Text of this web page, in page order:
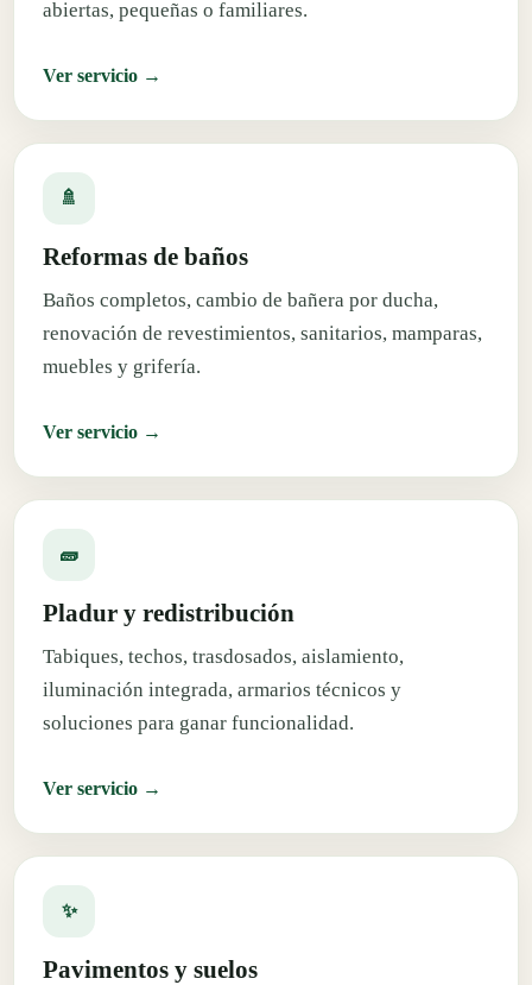
abiertas, pequeñas o familiares.
Ver servicio →
🚿
Reformas de baños
Baños completos, cambio de bañera por ducha,
renovación de revestimientos, sanitarios, mamparas,
muebles y grifería.
Ver servicio →
🧱
Pladur y redistribución
Tabiques, techos, trasdosados, aislamiento,
iluminación integrada, armarios técnicos y
soluciones para ganar funcionalidad.
Ver servicio →
✨
Pavimentos y suelos